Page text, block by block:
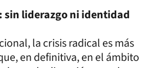
sin liderazgo ni identidad
la crisis radical es más
en definitiva, en el ámbito